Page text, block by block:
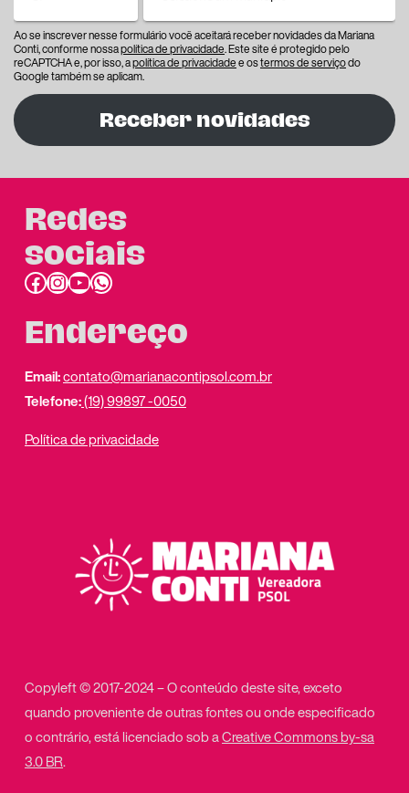
Ao se inscrever nesse formulário você aceitará receber novidades da Mariana
Conti, conforme nossapolítica de privacidade. Este site é protegido pelo
reCAPTCHA e, por isso, apolítica de privacidadee ostermos de serviçodo
Google também se aplicam.
Receber novidades
Redes
sociais
Facebook InstagramYoutube link do whatsapp
Endereço
Email:contato@marianacontipsol.com.br
Telefone:(19) 99897 -0050
Política de privacidade
Copyleft © 2017-2024 – O conteúdo deste site, exceto
quando proveniente de outras fontes ou onde especificado
o contrário, está licenciado sob aCreative Commons by-sa
3.0 BR.